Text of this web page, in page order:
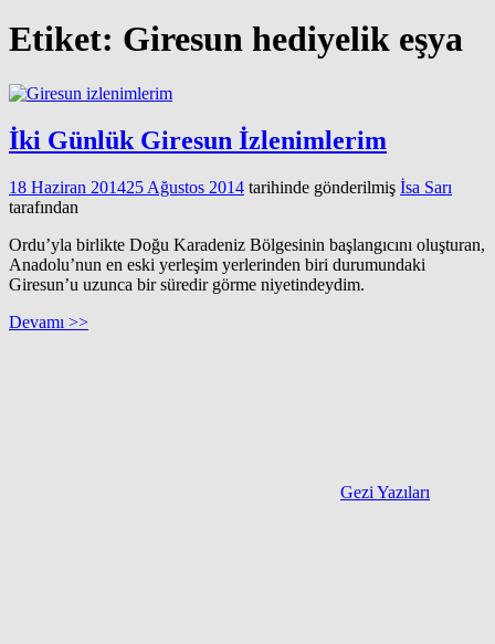
Etiket: Giresun hediyelik eşya
İki Günlük Giresun İzlenimlerim
18 Haziran 201425 Ağustos 2014 tarihinde gönderilmiş İsa Sarı
tarafından
Ordu’yla birlikte Doğu Karadeniz Bölgesinin başlangıcını oluşturan,
Anadolu’nun en eski yerleşim yerlerinden biri durumundaki
Giresun’u uzunca bir süredir görme niyetindeydim.
Devamı >>
Gezi Yazıları